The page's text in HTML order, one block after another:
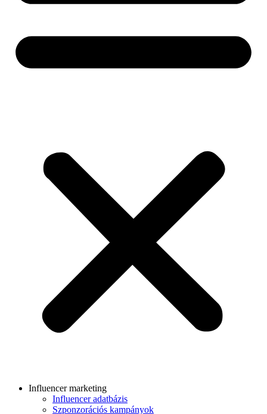
Influencer marketing
Influencer adatbázis
Szponzorációs kampányok